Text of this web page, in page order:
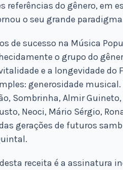
referências do gênero, em
o seu grande
de sucesso na Música
o grupo do
e a longevidade do
generosidade
Sombrinha, Almir
Neoci, Mário Sérgio,
gerações de futuros
receita é a assinatura